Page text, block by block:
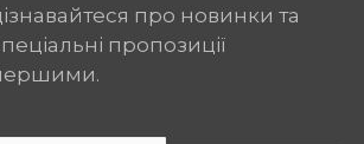
про новинки та
пропозиції